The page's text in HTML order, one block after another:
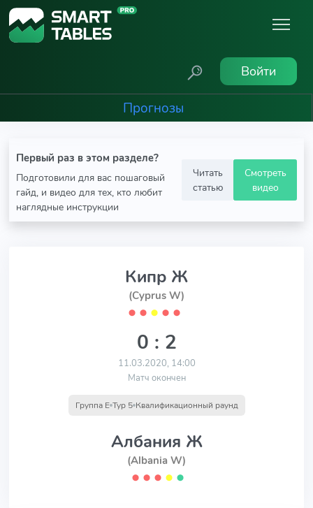
Войти
Прогнозы
Первый раз в этом разделе?
Подготовили для вас пошаговый
гайд, и видео для тех, кто любит
наглядные инструкции
Читать
статью
Смотреть
видео
Кипр Ж
(Cyprus W)
⬤ ⬤ ⬤ ⬤ ⬤
0 : 2
11.03.2020, 14:00
Матч окончен
Группа E Тур 5 Квалификационный раунд
Албания Ж
(Albania W)
⬤ ⬤ ⬤ ⬤ ⬤